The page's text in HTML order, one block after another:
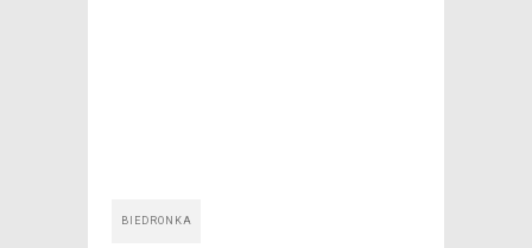
BIEDRONKA